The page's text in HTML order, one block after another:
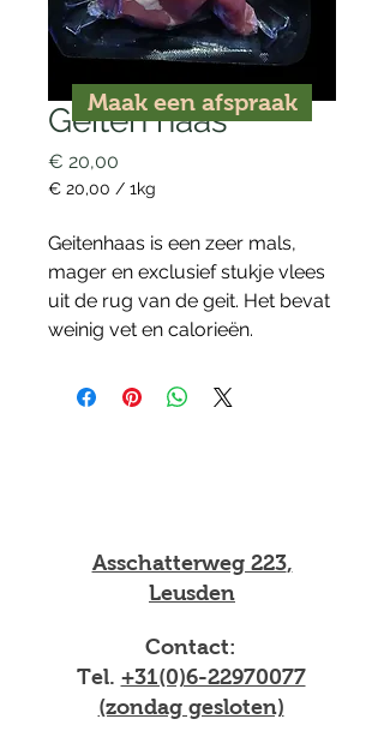
Geiten haas
€ 20,00
€ 20,00 / 1kg
per
Kilogram
Geitenhaas is een zeer mals,
mager en exclusief stukje vlees
uit de rug van de geit. Het bevat
weinig vet en calorieën.
Maak een afspraak
Asschatterweg 223,
Leusden
Contact:
Tel. +31(0)6-22970077
(zondag gesloten)